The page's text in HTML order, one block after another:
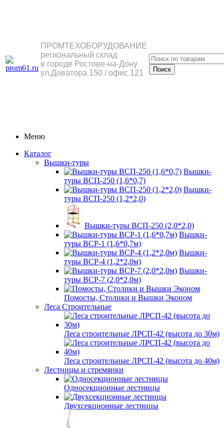
ПРОМТЕХОБОРУДОВАНИЕ
региональный склад
в городе Ростове-на-Дону
ул.Доватора 150 / офис 121
Меню
Каталог
Вышки-туры
Вышки-
туры ВСП-250 (1,6*0,7)
Вышки-
туры ВСП-250 (1,2*2,0)
Вышки-туры ВСП-250 (2,0*2,0)
Вышки-
туры ВСР-1 (1,6*0,7м)
Вышки-
туры ВСР-4 (1,2*2,0м)
Вышки-
туры ВСР-7 (2,0*2,0м)
Помосты, Столики и Вышки Эконом
Леса Строительные
Леса строительные ЛРСП-42 (высота до 30м)
Леса строительные ЛРСП-42 (высота до 40м)
Лестницы и стремянки
Односекционные лестницы
Двухсекционные лестницы